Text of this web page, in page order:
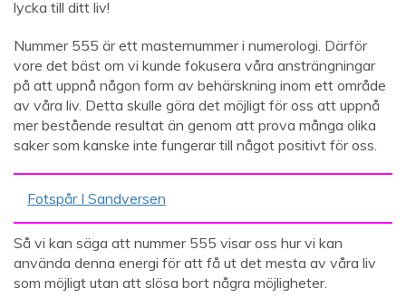
lycka till ditt liv!
Nummer 555 är ett masternummer i numerologi. Därför
vore det bäst om vi kunde fokusera våra ansträngningar
på att uppnå någon form av behärskning inom ett område
av våra liv. Detta skulle göra det möjligt för oss att uppnå
mer bestående resultat än genom att prova många olika
saker som kanske inte fungerar till något positivt för oss.
Fotspår I Sandversen
Så vi kan säga att nummer 555 visar oss hur vi kan
använda denna energi för att få ut det mesta av våra liv
som möjligt utan att slösa bort några möjligheter.